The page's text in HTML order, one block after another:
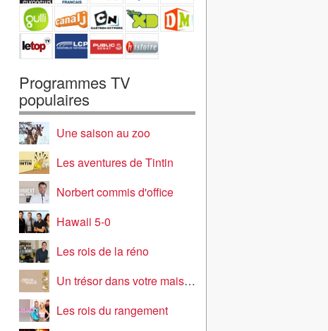
Programmes TV
populaires
Une saison au zoo
Les aventures de Tintin
Norbert commis d'office
Hawaii 5-0
Les rois de la réno
Un trésor dans votre maison
Les rois du rangement